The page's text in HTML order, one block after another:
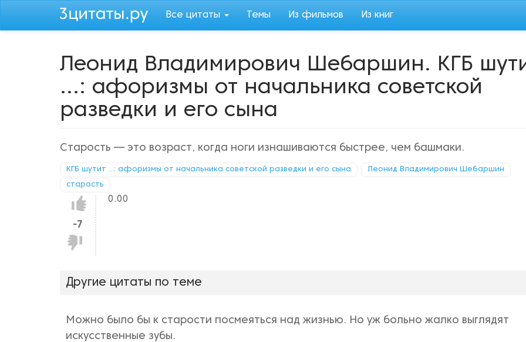
Все цитаты Темы Из фильмов Из книг
Леонид Владимирович Шебаршин. КГБ
...: афоризмы от начальника советской
разведки и его сына
Старость — это возраст, когда ноги изнашиваются быстрее, чем башмаки.
КГБ шутит ...: афоризмы от начальника советской разведки и его сына Леонид Владимирович Шебаршин
старость
Нравится!
-7
Не
нравится!
0.00
Другие цитаты по теме
Можно было бы к старости посмеяться над жизнью. Но уж больно жалко выглядят
искусственные зубы.